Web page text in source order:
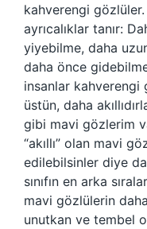
kahverengi
ayrıcalıklar tanır:
yiyebilme, daha
daha önce
insanlar kahverengi
üstün, daha
gibi mavi gözlerim
“akıllı” olan mavi
edilebilsinler diye
sınıfın en arka
mavi gözlülerin
unutkan ve tembel